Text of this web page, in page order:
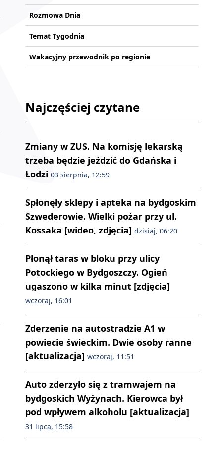
Rozmowa Dnia
Temat Tygodnia
Wakacyjny przewodnik po regionie
Najczęściej czytane
Zmiany w ZUS. Na komisję lekarską
trzeba będzie jeździć do Gdańska i
Łodzi 03 sierpnia, 12:59
Spłonęły sklepy i apteka na bydgoskim
Szwederowie. Wielki pożar przy ul.
Kossaka [wideo, zdjęcia] dzisiaj, 06:20
Płonął taras w bloku przy ulicy
Potockiego w Bydgoszczy. Ogień
ugaszono w kilka minut [zdjęcia]
wczoraj, 16:01
Zderzenie na autostradzie A1 w
powiecie świeckim. Dwie osoby ranne
[aktualizacja] wczoraj, 11:51
Auto zderzyło się z tramwajem na
bydgoskich Wyżynach. Kierowca był
pod wpływem alkoholu [aktualizacja]
31 lipca, 15:58